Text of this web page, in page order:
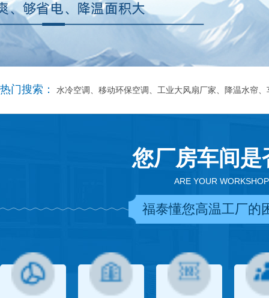
热门搜索： 水冷空调、移动环保空调、工业大风扇厂家、降温水帘
您厂房车间
ARE YOUR
福泰懂您高温工厂的